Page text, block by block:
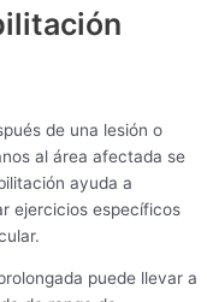
de una lesión o
al área afectada se
ayuda a
ejercicios específicos
puede llevar a